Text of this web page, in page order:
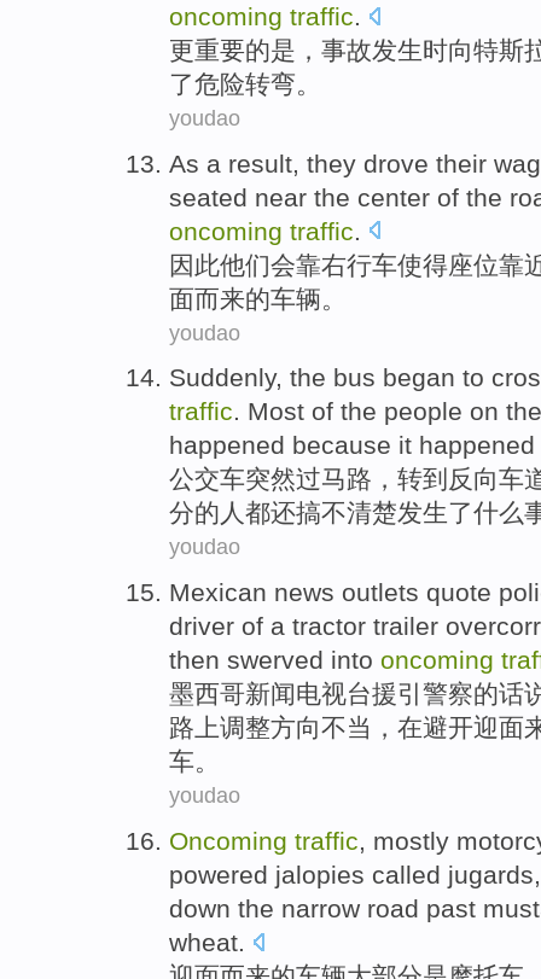
oncoming traffic.
更重要的是， 事故发生时向特斯
了危险转弯。
youdao
As a result they drove their
seated near the center of the
oncoming traffic
因此他们会靠右行车使得座位靠
面而来的车辆 。
youdao
Suddenly, the bus began to
traffic. Most of the people on
happened because it happened
公交车突然过马路 ，转到 反向车
分的 人 都还搞不清楚发生了什么
youdao
Mexican news outlets quote
driver of a tractor trailer
then swerved into oncoming
墨西哥新闻电视台援引 警察的话
路 上调整方向不当，在避开迎面
车。
youdao
Oncoming traffic, mostly
powered jalopies called jugards
down the narrow road past
wheat.